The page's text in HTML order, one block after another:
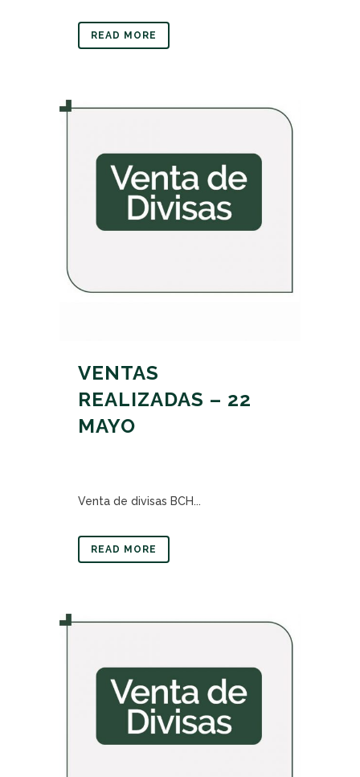
READ MORE
VENTAS
REALIZADAS – 22
MAYO
Venta de divisas BCH...
READ MORE